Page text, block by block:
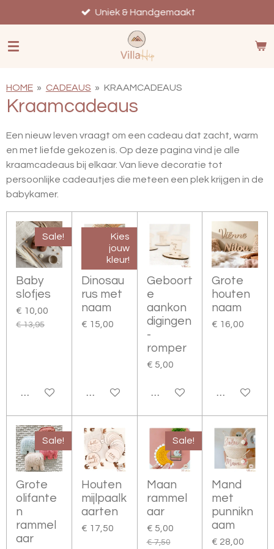
direct
naar
Uniek & Handgemaakt
HOME » CADEAUS » KRAAMCADEAUS
Kraamcadeaus
Een nieuw leven vraagt om een cadeau dat zacht, warm
en met liefde gekozen is. Op deze pagina vind je alle
kraamcadeaus bij elkaar. Van lieve decoratie tot
persoonlijke cadeautjes die meteen een plek krijgen in de
babykamer.
Sale!
Baby
slofjes
€ 10,00
€ 13,95
BEKIJK DETAILS
Kies
jouw
kleur!
Dinosau
rus met
naam
€ 15,00
BEKIJK DETAILS
Geboort
e
aankon
digingen
-
romper
€ 5,00
BEKIJK DETAILS
Grote
houten
naam
€ 16,00
BEKIJK
Sale!
Grote
olifante
n
rammel
aar
Houten
mijlpaalk
aarten
€ 17,50
Sale!
Maan
rammel
aar
€ 5,00
€ 7,50
Mand
met
punnikn
aam
€ 28,00